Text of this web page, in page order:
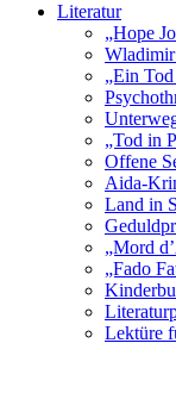
Literatur
„Hope
„Ein
„Tod in
Offene
Aida-
Land in
„Mord
„Fado
Lektüre